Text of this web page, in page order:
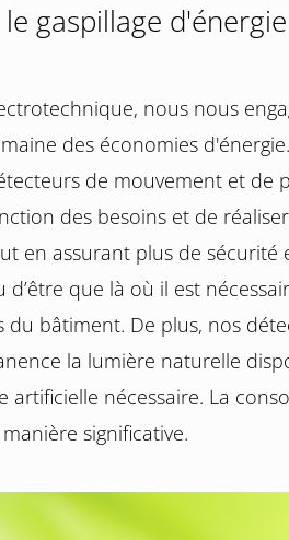
gaspillage
nous nous
des économies
de mouvement et de
des besoins et de
en assurant plus de sécurité
d’être que là où il est
du bâtiment. De plus, nos
la lumière naturelle
nécessaire. La
significative.